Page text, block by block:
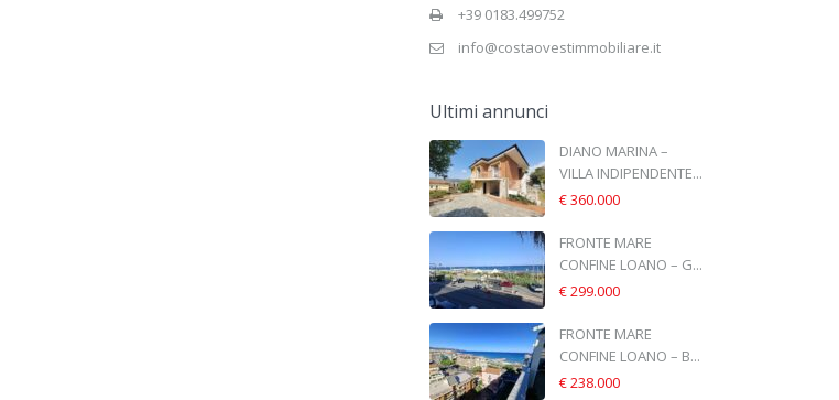
+39 0183.499752
info@costaovestimmobiliare.it
Ultimi annunci
DIANO MARINA –
VILLA INDIPENDENTE...
€ 360.000
FRONTE MARE
CONFINE LOANO – G...
€ 299.000
FRONTE MARE
CONFINE LOANO – B...
€ 238.000